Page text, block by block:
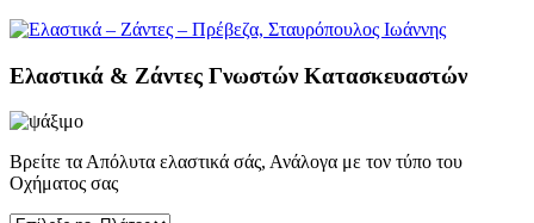
Ελαστικά & Ζάντες Γνωστών Κατασκευαστών
Βρείτε τα Απόλυτα ελαστικά σάς, Ανάλογα με τον τύπο του
Οχήματος σας